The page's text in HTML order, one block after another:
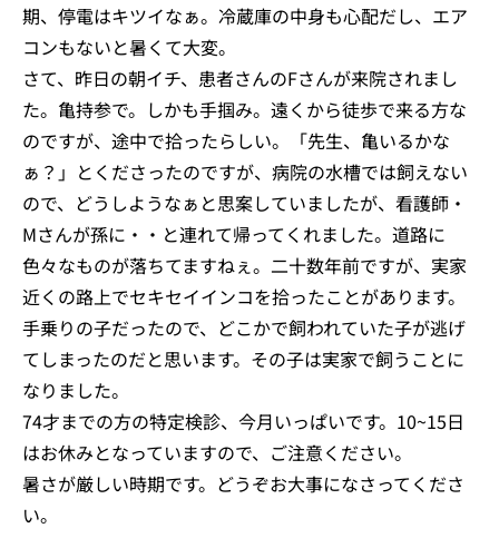
期、停電はキツイなぁ。冷蔵庫の中身も心配だし、エア
コンもないと暑くて大変。
さて、昨日の朝イチ、患者さんのFさんが来院されまし
た。亀持参で。しかも手掴み。遠くから徒歩で来る方な
のですが、途中で拾ったらしい。「先生、亀いるかな
ぁ？」とくださったのですが、病院の水槽では飼えない
ので、どうしようなぁと思案していましたが、看護師・
Mさんが孫に・・と連れて帰ってくれました。道路に
色々なものが落ちてますねぇ。二十数年前ですが、実家
近くの路上でセキセイインコを拾ったことがあります。
手乗りの子だったので、どこかで飼われていた子が逃げ
てしまったのだと思います。その子は実家で飼うことに
なりました。
74才までの方の特定検診、今月いっぱいです。10~15日
はお休みとなっていますので、ご注意ください。
暑さが厳しい時期です。どうぞお大事になさってくださ
い。